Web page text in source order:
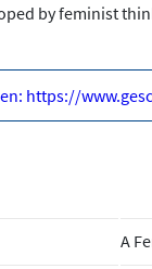
by feminist
https://
A